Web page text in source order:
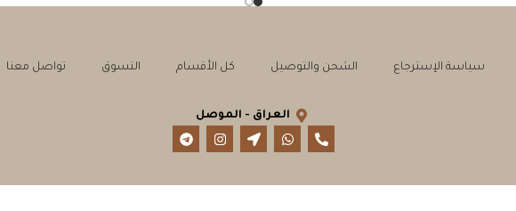
سياسة الإسترجاع الشحن والتوصيل كل الأقسام التسوق تواصل معنا
العراق - الموصل